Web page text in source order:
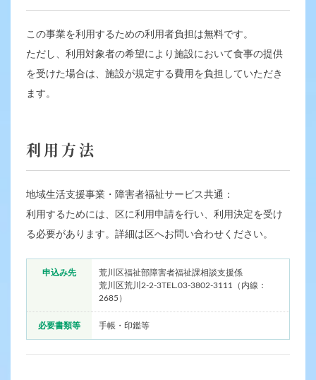
この事業を利用するための利用者負担は無料です。
ただし、利用対象者の希望により施設において食事の提供
を受けた場合は、施設が規定する費用を負担していただき
ます。
利用方法
地域生活支援事業・障害者福祉サービス共通：
利用するためには、区に利用申請を行い、利用決定を受け
る必要があります。詳細は区へお問い合わせください。
申込み先
荒川区福祉部障害者福祉課相談支援係
荒川区荒川2-2-3TEL.03-3802-3111（内線：
2685）
必要書類等 手帳・印鑑等